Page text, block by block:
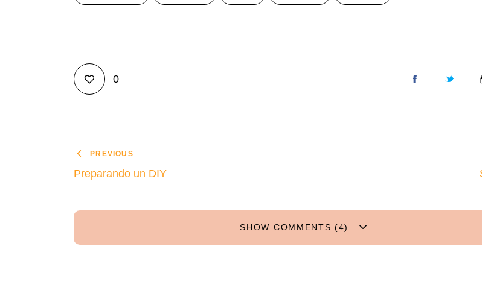
0
PREVIOUS
Preparando un DIY
SHOW COMMENTS (4)